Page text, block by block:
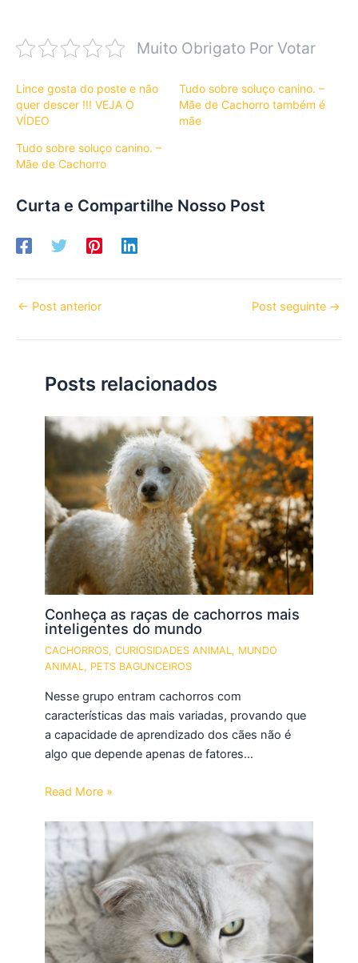
Muito Obrigato Por Votar
Lince gosta do poste e não
quer descer !!! VEJA O
VÍDEO
Tudo sobre soluço canino. –
Mãe de Cachorro também é
mãe
Tudo sobre soluço canino. –
Mãe de Cachorro
Curta e Compartilhe Nosso Post
← Post anterior Post seguinte →
Posts relacionados
Conheça as raças de cachorros mais
inteligentes do mundo
CACHORROS,CURIOSIDADES ANIMAL, MUNDO
ANIMAL, PETS BAGUNCEIROS
Nesse grupo entram cachorros com
características das mais variadas, provando que
a capacidade de aprendizado dos cães não é
algo que depende apenas de fatores…
Read More »